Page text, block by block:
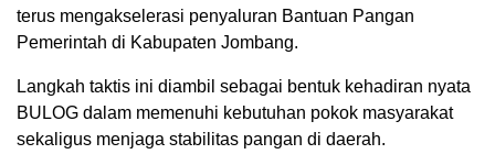
terus mengakselerasi penyaluran Bantuan Pangan
Pemerintah di Kabupaten Jombang.
Langkah taktis ini diambil sebagai bentuk kehadiran nyata
BULOG dalam memenuhi kebutuhan pokok masyarakat
sekaligus menjaga stabilitas pangan di daerah.